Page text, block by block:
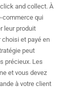
and collect. À
commerce qui
leur produit
choisi et payé en
peut
précieux. Les
et vous devez
à votre client